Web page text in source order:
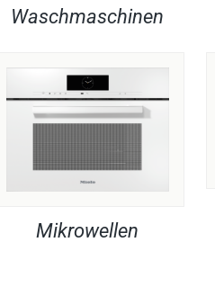
Waschmaschinen
Mikrowellen